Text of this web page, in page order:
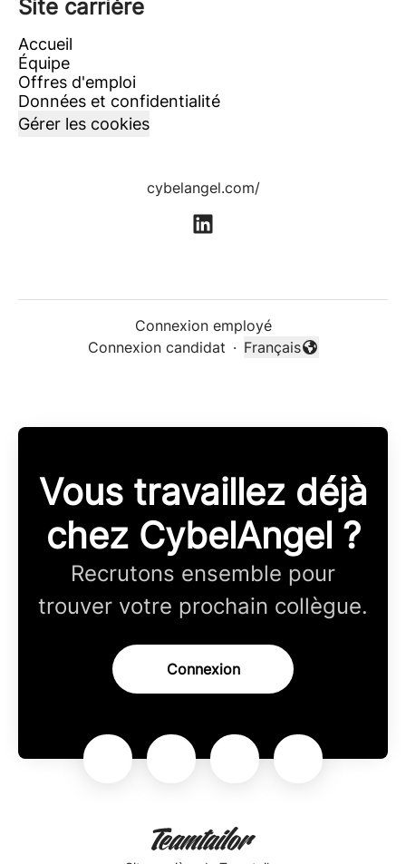
Site carrière
Accueil
Équipe
Offres d'emploi
Données et confidentialité
Gérer les cookies
cybelangel.com/
Connexion employé
Connexion candidat ·
Changer la langue
Français
Vous travaillez déjà
chez CybelAngel ?
Recrutons ensemble pour
trouver votre prochain collègue.
Connexion